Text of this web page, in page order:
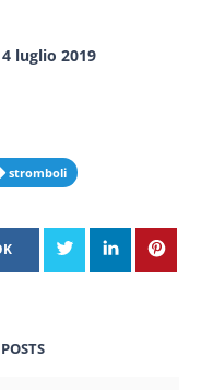
luglio 2019
stromboli